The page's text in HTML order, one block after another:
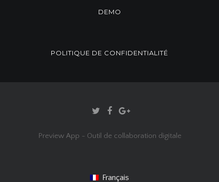
DEMO
POLITIQUE DE CONFIDENTIALITÉ
Preview App - Outil de collaboration digitale
Français